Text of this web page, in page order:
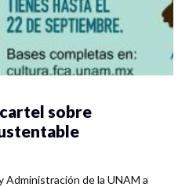
sobre
Administración de la UNAM a